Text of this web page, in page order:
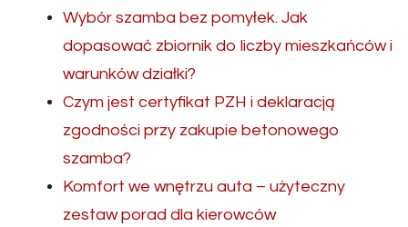
Wybór szamba bez pomyłek. Jak
dopasować zbiornik do liczby mieszkańców i
warunków działki?
Czym jest certyfikat PZH i deklaracją
zgodności przy zakupie betonowego
szamba?
Komfort we wnętrzu auta – użyteczny
zestaw porad dla kierowców